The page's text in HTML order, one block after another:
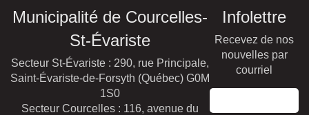
Municipalité de Courcelles-
St-Évariste
Secteur St-Évariste : 290, rue Principale,
Saint-Évariste-de-Forsyth (Québec) G0M
1S0
Secteur Courcelles : 116, avenue du
Infolettre
Recevez de nos
nouvelles par
courriel